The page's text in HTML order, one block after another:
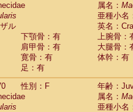
属名：
亜種小名
ル
英名：
下顎骨：有
上腕骨：
肩甲骨：有
大腿骨：
寛骨：有
体幹：有
足：有
性別：F
年齢：
属名：
亜種小名